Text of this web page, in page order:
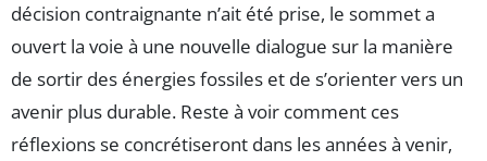
décision contraignante n’ait été prise, le sommet a
ouvert la voie à une nouvelle dialogue sur la manière
de sortir des énergies fossiles et de s’orienter vers un
avenir plus durable. Reste à voir comment ces
réflexions se concrétiseront dans les années à venir,